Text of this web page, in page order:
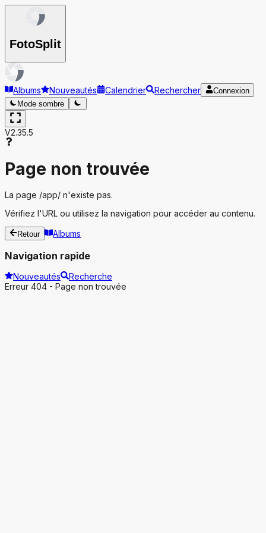
FotoSplit
Albums Nouveautés Calendrier Rechercher
Connexion
Mode sombre
V2.35.5
Page non trouvée
La page /app/ n'existe pas.
Vérifiez l'URL ou utilisez la navigation pour accéder au contenu.
Retour Albums
Navigation rapide
Nouveautés
Recherche
Erreur 404 - Page non trouvée